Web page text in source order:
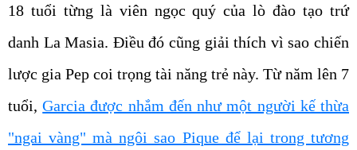
18 tuổi từng là viên ngọc quý của lò đào tạo trứ
danh La Masia. Điều đó cũng giải thích vì sao chiến
lược gia Pep coi trọng tài năng trẻ này. Từ năm lên 7
tuổi,Garcia được nhắm đến như một người kế thừa
"ngai vàng" mà ngôi sao Pique để lại trong tương